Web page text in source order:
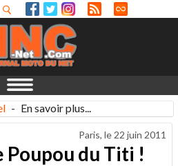
- En savoir plus...
Paris, le 22 juin 2011
Poupou du Titi !